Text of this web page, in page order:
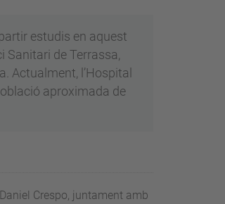
estudis en aquest
Sanitari de Terrassa,
Actualment, l’Hospital
aproximada de
Crespo, juntament amb